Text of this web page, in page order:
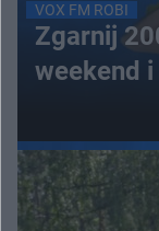
VOX FM ROBI
Zgarnij
weekend